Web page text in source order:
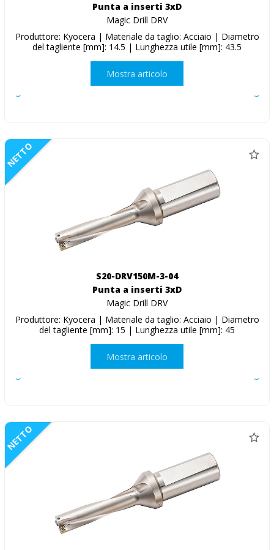
Punta a inserti 3xD
Magic Drill DRV
Produttore: Kyocera | Materiale da taglio: Acciaio | Diametro
del tagliente [mm]: 14.5 | Lunghezza utile [mm]: 43.5
Mostra articolo
NETTO
S20-DRV150M-3-04
Punta a inserti 3xD
Magic Drill DRV
Produttore: Kyocera | Materiale da taglio: Acciaio | Diametro
del tagliente [mm]: 15 | Lunghezza utile [mm]: 45
Mostra articolo
NETTO